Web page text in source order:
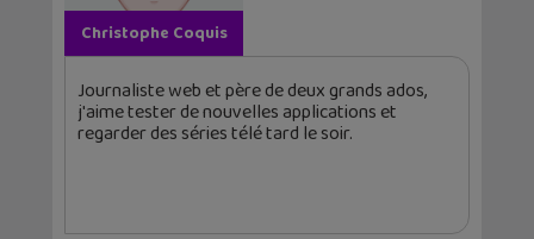
Christophe Coquis
Journaliste web et père de deux grands ados,
j'aime tester de nouvelles applications et
regarder des séries télé tard le soir.